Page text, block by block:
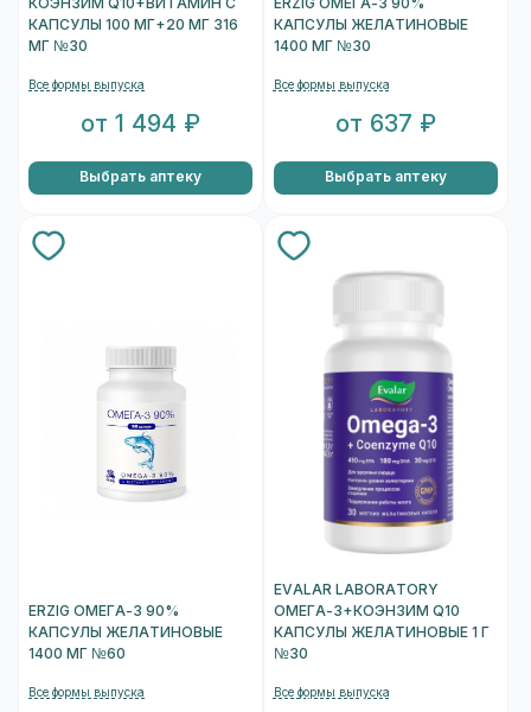
КАПСУЛЫ 100 МГ+20 МГ 316
МГ №30
Все формы выпуска
от 1 494 ₽
Выбрать аптеку
КАПСУЛЫ ЖЕЛАТИНОВЫЕ
1400 МГ №30
Все формы выпуска
от 637 ₽
Выбрать аптеку
ERZIG ОМЕГА-3 90%
КАПСУЛЫ ЖЕЛАТИНОВЫЕ
1400 МГ №60
Все формы выпуска
EVALAR LABORATORY
ОМЕГА-3+КОЭНЗИМ Q10
КАПСУЛЫ ЖЕЛАТИНОВЫЕ 1 Г
№30
Все формы выпуска